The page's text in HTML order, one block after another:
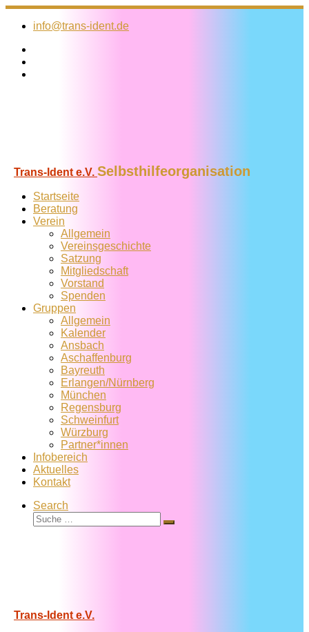
Zum
Inhalt
info@trans-ident.de
Trans-Ident e.V. Selbsthilfeorganisation
Startseite
Beratung
Verein
Allgemein
Vereins­geschichte
Satzung
Mitglied­schaft
Vorstand
Spenden
Gruppen
Allgemein
Kalender
Ansbach
Aschaffenburg
Bayreuth
Erlangen/Nürnberg
München
Regensburg
Schweinfurt
Würzburg
Partner*innen
Infobereich
Aktuelles
Kontakt
Search
Suche
Suche
Trans-Ident e.V.